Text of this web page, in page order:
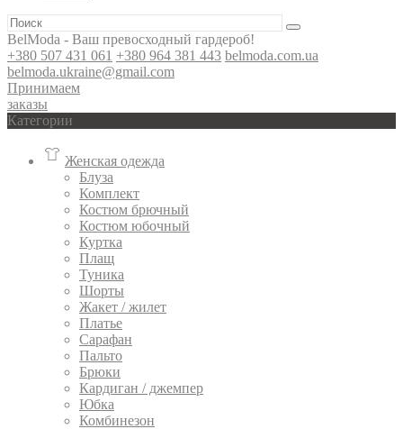
BelModa - Ваш превосходный гардероб!
+380 507 431 061 +380 964 381 443 belmoda.com.ua
belmoda.ukraine@gmail.com
Принимаем
заказы
Категории
Женская одежда
Блуза
Комплект
Костюм брючный
Костюм юбочный
Куртка
Плащ
Туника
Шорты
Жакет / жилет
Платье
Сарафан
Пальто
Брюки
Кардиган / джемпер
Юбка
Комбинезон